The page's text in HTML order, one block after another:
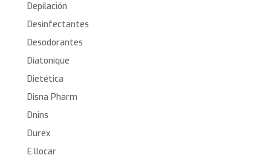
Depilación
Desinfectantes
Desodorantes
Diatonique
Dietética
Disna Pharm
Dnins
Durex
E.llocar